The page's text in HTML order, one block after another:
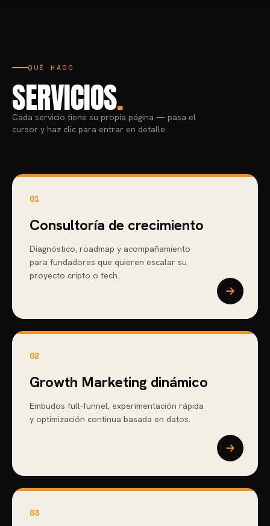
QUÉ HAGO
SERVICIOS.
Cada servicio tiene su propia página — pasa el
cursor y haz clic para entrar en detalle.
01
Consultoría de crecimiento
Diagnóstico, roadmap y acompañamiento
para fundadores que quieren escalar su
proyecto cripto o tech.
02
Growth Marketing dinámico
Embudos full-funnel, experimentación rápida
y optimización continua basada en datos.
03